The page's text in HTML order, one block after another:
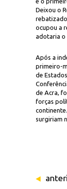
Deixou o
ocupou a
adotaria o
Após a
primeiro-
de
de Acra,
forças
surgiriam